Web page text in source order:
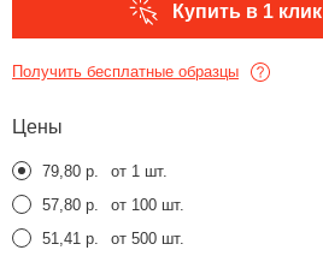
Купить в 1 клик
Получить бесплатные образцы
Цены
79,80 р.
от 1 шт.
57,80 р.
от 100 шт.
51,41 р.
от 500 шт.